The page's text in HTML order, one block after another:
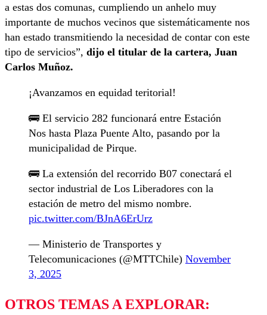
a estas dos comunas, cumpliendo un anhelo muy
importante de muchos vecinos que sistemáticamente nos
han estado transmitiendo la necesidad de contar con este
tipo de servicios”, dijo el titular de la cartera, Juan
Carlos Muñoz.
¡Avanzamos en equidad teritorial!
🚌 El servicio 282 funcionará entre Estación
Nos hasta Plaza Puente Alto, pasando por la
municipalidad de Pirque.
🚌 La extensión del recorrido B07 conectará el
sector industrial de Los Liberadores con la
estación de metro del mismo nombre.
pic.twitter.com/BJnA6ErUrz
— Ministerio de Transportes y
Telecomunicaciones (@MTTChile) November
3, 2025
OTROS TEMAS A EXPLORAR: